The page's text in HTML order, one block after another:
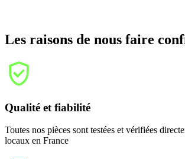
Les raisons de nous faire
Qualité et fiabilité
Toutes nos pièces sont testées et vérifiées
locaux en France